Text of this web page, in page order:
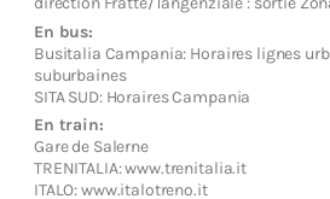
En bus:
Busitalia Campania: Horaires lignes
suburbaines
SITA SUD: Horaires Campania
En train:
Gare de Salerne
TRENITALIA: www.trenitalia.it
ITALO: www.italotreno.it